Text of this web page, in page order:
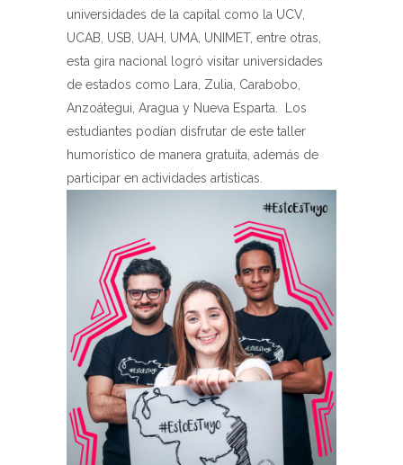
universidades de la capital como la UCV,
UCAB, USB, UAH, UMA, UNIMET, entre otras,
esta gira nacional logró visitar universidades
de estados como Lara, Zulia, Carabobo,
Anzoátegui, Aragua y Nueva Esparta. Los
estudiantes podían disfrutar de este taller
humorístico de manera gratuita, además de
participar en actividades artísticas.